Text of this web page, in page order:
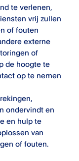
te verlenen,
vrij zullen
of fouten
externe
of
de hoogte te
op te nemen
ondervindt en
en hulp te
van
of fouten.